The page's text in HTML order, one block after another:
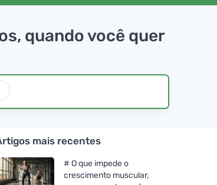
quando você quer
mais recentes
# O que impede o
crescimento muscular,